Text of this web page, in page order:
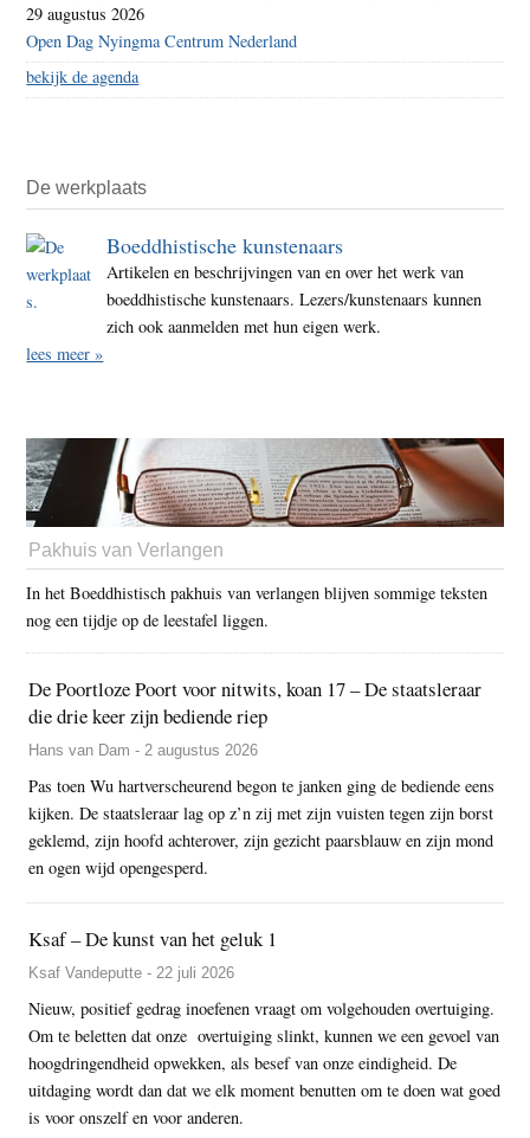
29 augustus 2026
Open Dag Nyingma Centrum Nederland
bekijk de agenda
De werkplaats
Boeddhistische kunstenaars
Artikelen en beschrijvingen van en over het werk van
boeddhistische kunstenaars. Lezers/kunstenaars kunnen
zich ook aanmelden met hun eigen werk.
lees meer »
Pakhuis van Verlangen
In het Boeddhistisch pakhuis van verlangen blijven sommige teksten
nog een tijdje op de leestafel liggen.
De Poortloze Poort voor nitwits, koan 17 – De staatsleraar
die drie keer zijn bediende riep
Hans van Dam - 2 augustus 2026
Pas toen Wu hartverscheurend begon te janken ging de bediende eens
kijken. De staatsleraar lag op z’n zij met zijn vuisten tegen zijn borst
geklemd, zijn hoofd achterover, zijn gezicht paarsblauw en zijn mond
en ogen wijd opengesperd.
Ksaf – De kunst van het geluk 1
Ksaf Vandeputte - 22 juli 2026
Nieuw, positief gedrag inoefenen vraagt om volgehouden overtuiging.
Om te beletten dat onze overtuiging slinkt, kunnen we een gevoel van
hoogdringendheid opwekken, als besef van onze eindigheid. De
uitdaging wordt dan dat we elk moment benutten om te doen wat goed
is voor onszelf en voor anderen.